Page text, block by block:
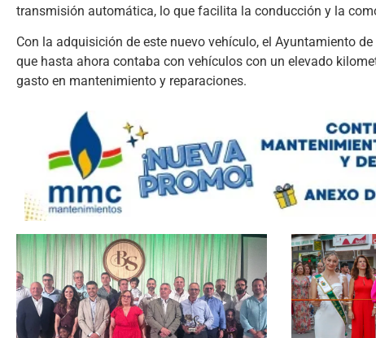
transmisión automática, lo que facilita la conducción y la
Con la adquisición de este nuevo vehículo, el Ayuntamiento
que hasta ahora contaba con vehículos con un elevado
gasto en mantenimiento y reparaciones.